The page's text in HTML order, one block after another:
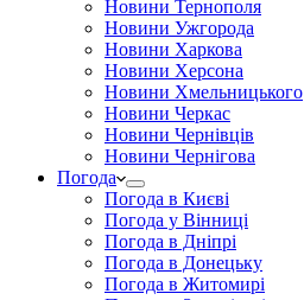
Новини Тернополя
Новини Ужгорода
Новини Харкова
Новини Херсона
Новини Хмельницького
Новини Черкас
Новини Чернівців
Новини Чернігова
Погода
Погода в Києві
Погода у Вінниці
Погода в Дніпрі
Погода в Донецьку
Погода в Житомирі